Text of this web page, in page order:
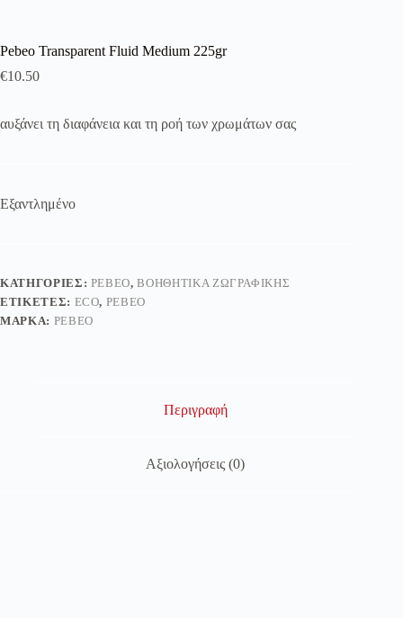
Pebeo Transparent Fluid Medium 225gr
€10.50
αυξάνει τη διαφάνεια και τη ροή των χρωμάτων σας
Εξαντλημένο
ΚΑΤΗΓΟΡΊΕΣ: PEBEO,ΒΟΗΘΗΤΙΚΆ ΖΩΓΡΑΦΙΚΉΣ
ΕΤΙΚΈΤΕΣ: ECO, PEBEO
ΜΆΡΚΑ: PEBEO
Περιγραφή
Αξιολογήσεις (0)